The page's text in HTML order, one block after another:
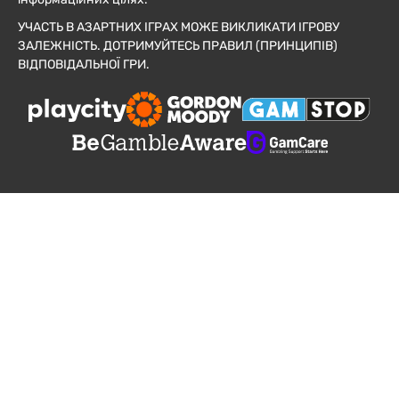
УЧАСТЬ В АЗАРТНИХ ІГРАХ МОЖЕ ВИКЛИКАТИ ІГРОВУ
ЗАЛЕЖНІСТЬ. ДОТРИМУЙТЕСЬ ПРАВИЛ (ПРИНЦИПІВ)
ВІДПОВІДАЛЬНОЇ ГРИ.